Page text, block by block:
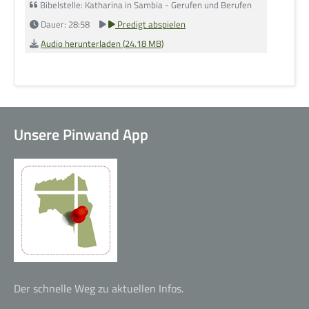
Bibelstelle: Katharina in Sambia - Gerufen und Berufen
Dauer: 28:58
Predigt abspielen
Audio herunterladen (24.18 MB)
Unsere Pinwand App
Der schnelle Weg zu aktuellen Infos.
Alpha-Kurs
Life Church